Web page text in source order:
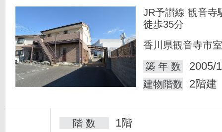
JR予讃線 観音寺
徒歩35分
香川県観音寺市
築 年 数
2005/
建物階数 2階建
階 数 1階